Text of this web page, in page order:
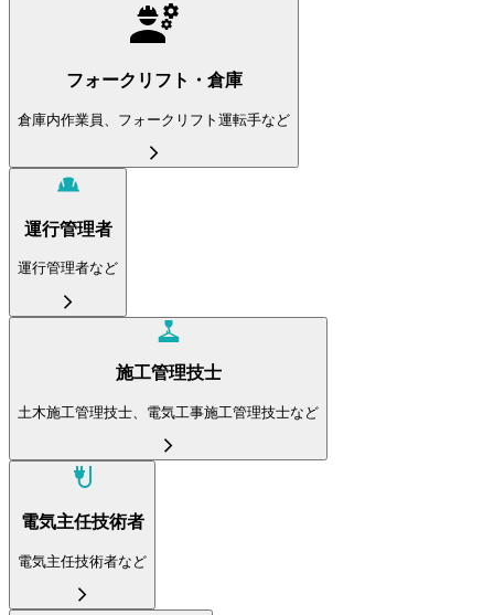
フォークリフト・倉庫
倉庫内作業員、フォークリフト運転手など
運行管理者
運行管理者など
施工管理技士
土木施工管理技士、電気工事施工管理技士など
電気主任技術者
電気主任技術者など